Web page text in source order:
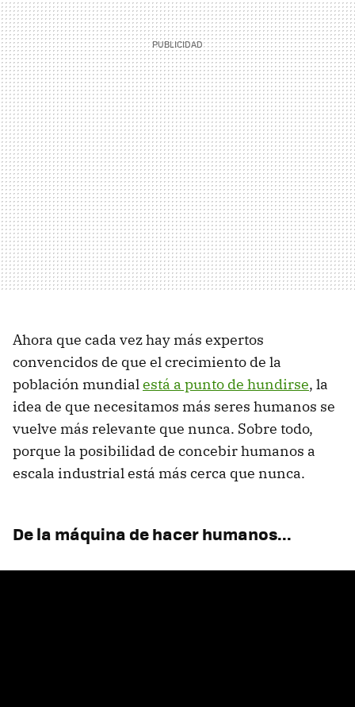
Ahora que cada vez hay más expertos
convencidos de que el crecimiento de la
población mundialestá a punto de hundirse, la
idea de que necesitamos más seres humanos se
vuelve más relevante que nunca. Sobre todo,
porque la posibilidad de concebir humanos a
escala industrial está más cerca que nunca.
De la máquina de hacer humanos...